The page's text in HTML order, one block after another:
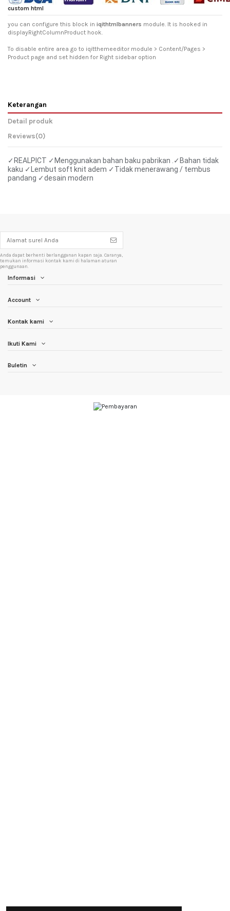
custom html
you can configure this block in iqithtmlbanners module. It is hooked in
displayRightColumnProduct hook.
To disable entire area go to iqitthemeeditor module > Content/Pages >
Product page and set hidden for Right sidebar option
Keterangan
Detail produk
Reviews(0)
✓REALPICT ✓Menggunakan bahan baku pabrikan . ✓Bahan tidak
kaku ✓Lembut soft knit adem ✓Tidak menerawang / tembus
pandang ✓desain modern
Anda dapat berhenti berlangganan kapan saja. Caranya,
temukan informasi kontak kami di halaman aturan
penggunaan.
Informasi
Account
Kontak kami
Ikuti Kami
Buletin